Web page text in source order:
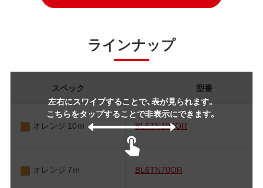
ラインナップ
左右にスワイプすることで、表が見られます。
こちらをタップすることで非表示にできます。
スペック 型番
オレンジ 10ｍ BL6TN100OR
オレンジ 7ｍ BL6TN70OR